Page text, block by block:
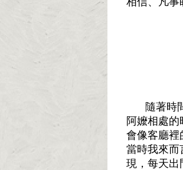
隨著時
阿嬤相處
會像客廳裡
當時我來而
現，每天出